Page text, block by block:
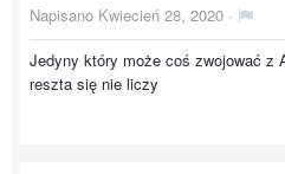
Napisano Kwiecień 28, 2020 ·
Jedyny który może coś zwojować z
reszta się nie liczy